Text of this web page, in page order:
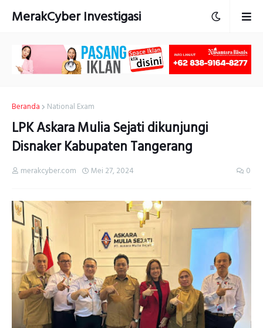
MerakCyber Investigasi
Beranda National Exam
LPK Askara Mulia Sejati dikunjungi
Disnaker Kabupaten Tangerang
merakcyber.com Mei 27, 2024 0